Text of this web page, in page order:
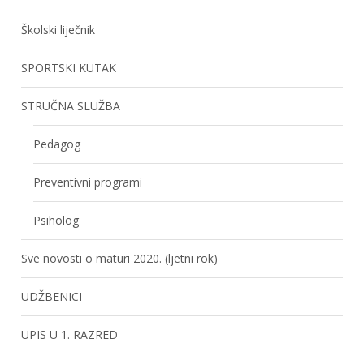
Školski liječnik
SPORTSKI KUTAK
STRUČNA SLUŽBA
Pedagog
Preventivni programi
Psiholog
Sve novosti o maturi 2020. (ljetni rok)
UDŽBENICI
UPIS U 1. RAZRED